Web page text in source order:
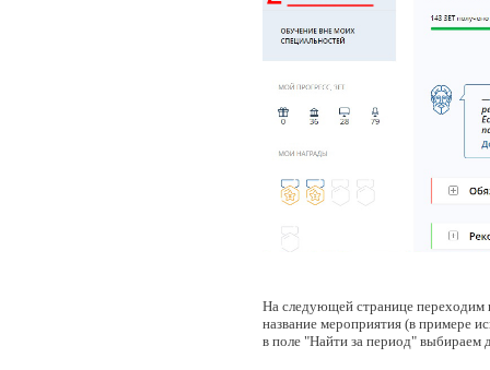
На следующей странице переходим
название мероприятия (в примере
в поле "Найти за период" выбираем